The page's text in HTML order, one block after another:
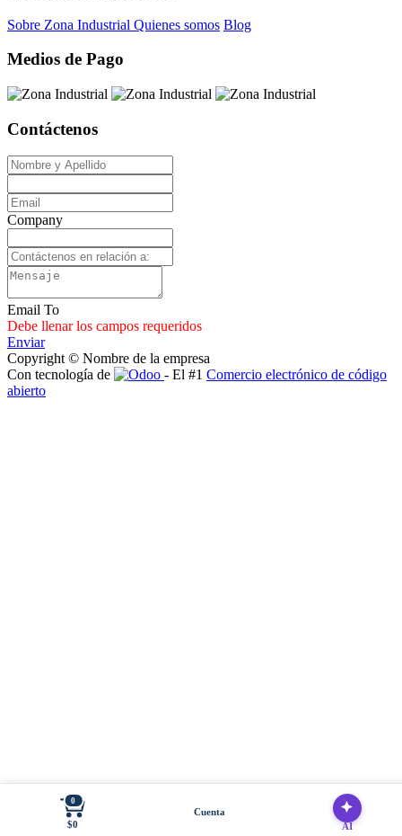
Sobre Zona Industrial Quienes somos Blog
Medios de Pago
Contáctenos
Company
Email To
Debe llenar los campos requeridos
Enviar
Copyright © Nombre de la empresa
Con tecnología de
- El #1 Comercio electrónico de código
abierto
0
$0
Cuenta
AI